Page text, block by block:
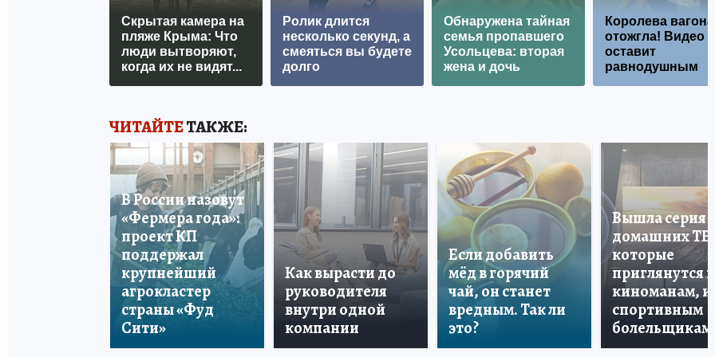
Скрытая камера на
пляже Крыма: Что
люди вытворяют,
когда их не видят...
Ролик длится
несколько секунд, а
смеяться вы будете
долго
Обнаружена тайная
семья пропавшего
Усольцева: вторая
жена и дочь
Королева вагона
отожгла! Видео
оставит
равнодушным
ЧИТАЙТЕТАКЖЕ:
В России назовут
«Фермера года»:
проект КП
поддержал
крупнейший
агрокластер
страны «Фуд
Сити»
Как вырасти до
руководителя
внутри одной
компании
Если добавить
мёд в горячий
чай, он станет
вредным. Так ли
это?
Вышла серия
домашних ТВ,
которые
приглянутся и
киноманам, и
спортивным
болельщикам